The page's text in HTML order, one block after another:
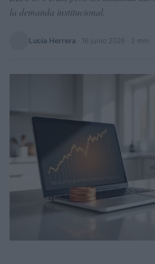
la demanda institucional.
Lucía Herrera 16 junio 2026 · 3 min